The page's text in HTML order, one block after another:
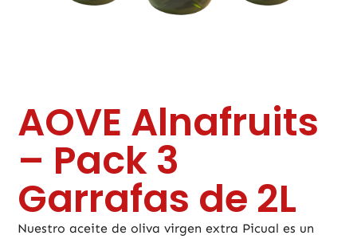
AOVE Alnafruits
– Pack 3
Garrafas de 2L
Nuestro aceite de oliva virgen extra Picual es un